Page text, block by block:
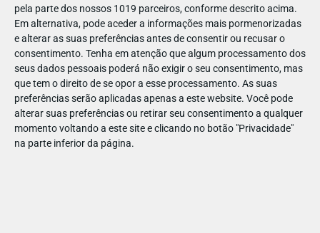
pela parte dos nossos 1019 parceiros, conforme descrito acima.
Em alternativa, pode aceder a informações mais pormenorizadas
e alterar as suas preferências antes de consentir ou recusar o
consentimento. Tenha em atenção que algum processamento dos
seus dados pessoais poderá não exigir o seu consentimento, mas
que tem o direito de se opor a esse processamento. As suas
preferências serão aplicadas apenas a este website. Você pode
alterar suas preferências ou retirar seu consentimento a qualquer
momento voltando a este site e clicando no botão "Privacidade"
na parte inferior da página.
118296137662688